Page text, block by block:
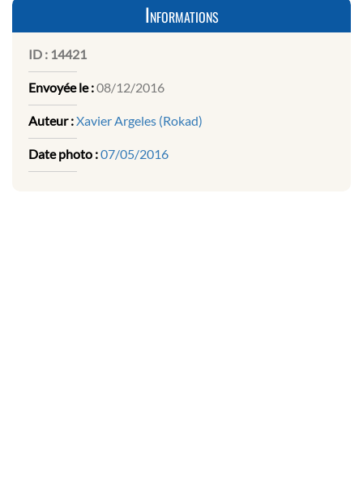
Informations
ID : 14421
Envoyée le :08/12/2016
Auteur :Xavier Argeles (Rokad)
Date photo :07/05/2016